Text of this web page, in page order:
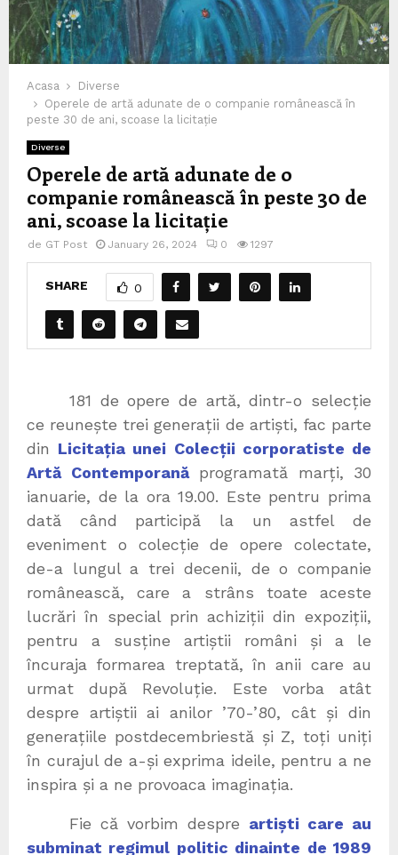
Acasa
Diverse
Operele de artă adunate de o companie românească în
peste 30 de ani, scoase la licitație
Diverse
Operele de artă adunate de o
companie românească în peste 30 de
ani, scoase la licitație
de GT Post January 26, 2024 0 1297
SHARE 0
181 de opere de artă, dintr-o selecție
ce reunește trei generații de artiști, fac parte
din Licitația unei Colecții corporatiste de
Artă Contemporanăprogramată marți, 30
ianuarie, de la ora 19.00. Este pentru prima
dată când participă la un astfel de
eveniment o colecție de opere colectate,
de-a lungul a trei decenii, de o companie
românească, care a strâns toate aceste
lucrări în special prin achiziții din expoziții,
pentru a susține artiștii români și a le
încuraja formarea treptată, în anii care au
urmat după Revoluție. Este vorba atât
despre artiștii ai anilor ’70-’80, cât și din
generațiile postdecembriestă și Z, toți uniți
în curajul de a-și exprima ideile, pentru a ne
inspira și a ne provoaca imaginația.
Fie că vorbim despre artiști care au
subminat regimul politic dinainte de 1989